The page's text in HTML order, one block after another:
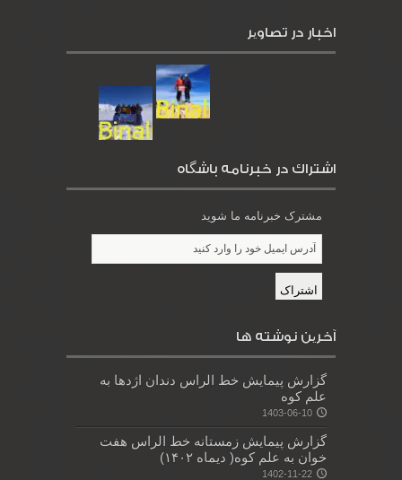
اخبار در تصاویر
اشتراك در خبرنامه باشگاه
مشترک خبرنامه ما شوید
آخرین نوشته ها
گزارش پیمایش خط الراس دندان اژدها به
علم کوه
1403-06-10
گزارش پیمایش زمستانه خط الراس هفت
خوان به علم کوه( دیماه ۱۴۰۲)
1402-11-22